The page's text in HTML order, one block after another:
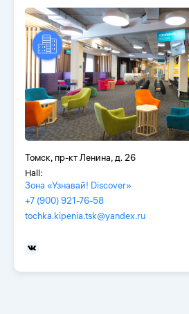
Томск, пр-кт Ленина, д. 26
Hall:
Зона «Узнавай! Discover»
+7 (900) 921-76-58
tochka.kipenia.tsk@yandex.ru